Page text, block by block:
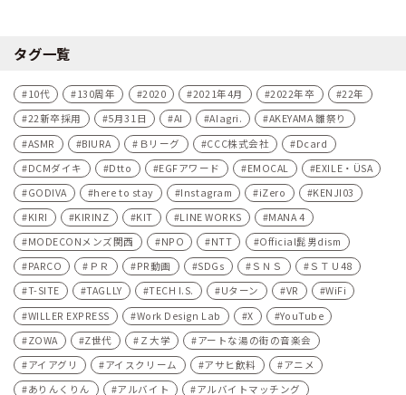
タグ一覧
10代 130周年 2020 2021年4月 2022年卒
22年
22新卒採用
5月31日 AI AIagri.
AKEYAMA 雛祭り
ASMR
BIURA Ｂリーグ CCC株式会社
Dcard
DCMダイキ
Dtto EGFアワード EMOCAL
EXILE・ÜSA
GODIVA
here to stay Instagram iZero
KENJI03
KIRI
KIRINZ KIT LINE WORKS
MANA 4
MODECONメンズ関西
NPO NTT
Official髭男dism
PARCO
ＰＲ PR動画 SDGs ＳＮＳ
ＳＴＵ48
T-SITE
TAGLLY TECH I.S. Uターン VR
WiFi
WILLER EXPRESS
Work Design Lab X
YouTube
ZOWA
Z世代 Ｚ大学
アートな湯の街の音楽会
アイアグリ
アイスクリーム アサヒ飲料
アニメ
ありんくりん
アルバイト
アルバイトマッチング